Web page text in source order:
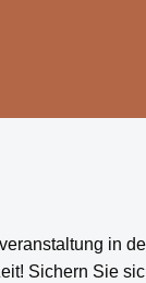
in
Sichern Sie